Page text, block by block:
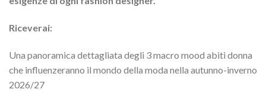
Riceverai:
Una panoramica dettagliata degli 3 macro mood abiti donna
che influenzeranno il mondo della moda nella autunno-inverno
2026/27